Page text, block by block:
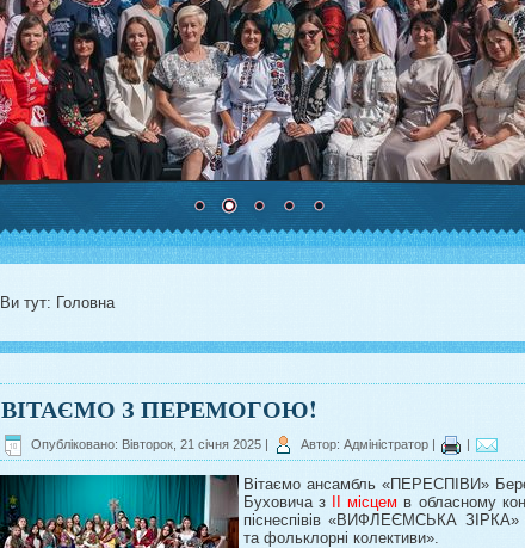
Ви тут: Головна
ВІТАЄМО З ПЕРЕМОГОЮ!
Опубліковано: Вівторок, 21 січня 2025 | Автор: Адміністратор | |
Вітаємо ансамбль «ПЕРЕСПІВИ»
Буховича з
ІІ місцем в обласному
піснеспівів «ВИФЛЕЄМСЬКА ЗІРКА»
та фольклорні колективи».